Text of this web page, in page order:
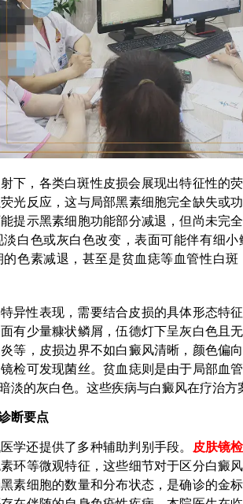
下，各类白斑性皮损会展现出特征性的
光反应，这与局部黑素细胞完全缺失或
提示黑素细胞功能部分减退，但尚未完
白色或灰白色改变，表面可能伴有细
色素减退，甚至是贫血痣等血管性白
异性表现，需要结合皮损的具体形态特
有少量糠状鳞屑，伍德灯下呈灰白色且
等，皮损边界不如白癜风清晰，颜色偏
检可发现菌丝。贫血痣则是由于局部血
淡的灰白色。这些疾病与白癜风在疗治方
断要点
学还提供了多种辅助判别手段。 皮肤镜
环等微观特征，这些细节对于区分白癜
素细胞的数量和分布状态，是确诊的金